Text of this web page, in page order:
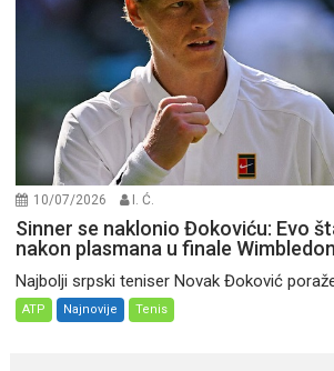
10/07/2026 I. Ć.
Sinner se naklonio Đokoviću: Evo
nakon plasmana u finale
Najbolji srpski teniser Novak Đoković
ATP Najnovije Tenis